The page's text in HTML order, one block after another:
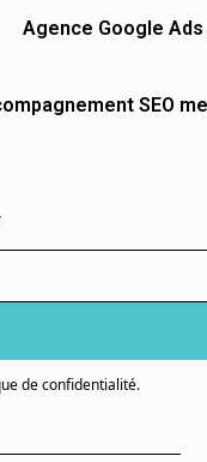
Agence Google Ads
SEO
de confidentialité.